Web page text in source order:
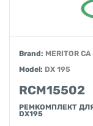
Brand: MERITOR CA
Model: DX 195
RCM15502
РЕМКОМПЛЕКТ
DX195